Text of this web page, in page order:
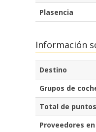
Plasencia
Información
Destino
Grupos de
Total de
Proveedores